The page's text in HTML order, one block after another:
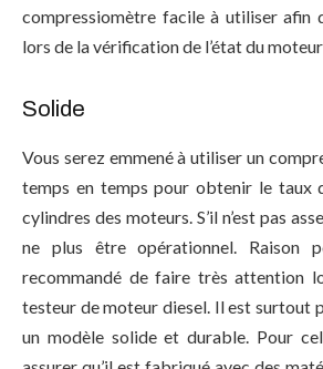
compressiomètre facile à utiliser afin
lors de la vérification de l’état du
Solide
Vous serez emmené à utiliser un
temps en temps pour obtenir le taux
cylindres des moteurs. S’il n’est pas
ne plus être opérationnel. Raison
recommandé de faire très attention
testeur de moteur diesel. Il est surtout
un modèle solide et durable. Pour